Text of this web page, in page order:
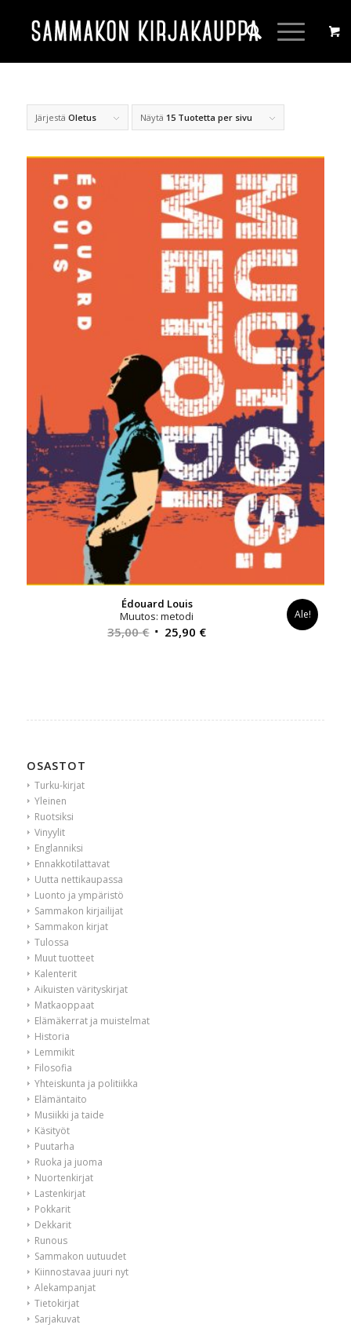
Järjestä Oletus Näytä 15 Tuotetta per sivu
Édouard Louis
Muutos: metodi
35,00€ Alkuperäinen
25,90 €Nykyinen
Ale!
OSASTOT
Turku-kirjat
Yleinen
Ruotsiksi
Vinyylit
Englanniksi
Ennakkotilattavat
Uutta nettikaupassa
Luonto ja ympäristö
Sammakon kirjailijat
Sammakon kirjat
Tulossa
Muut tuotteet
Kalenterit
Aikuisten värityskirjat
Matkaoppaat
Elämäkerrat ja muistelmat
Historia
Lemmikit
Filosofia
Yhteiskunta ja politiikka
Elämäntaito
Musiikki ja taide
Käsityöt
Puutarha
Ruoka ja juoma
Nuortenkirjat
Lastenkirjat
Pokkarit
Dekkarit
Runous
Sammakon uutuudet
Kiinnostavaa juuri nyt
Alekampanjat
Tietokirjat
Sarjakuvat